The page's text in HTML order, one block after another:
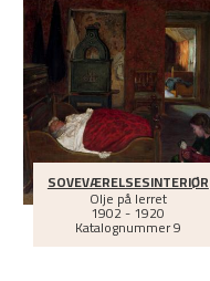
SOVEVÆRELSESINTERIØR
Olje på lerret
1902 - 1920
Katalognummer 9